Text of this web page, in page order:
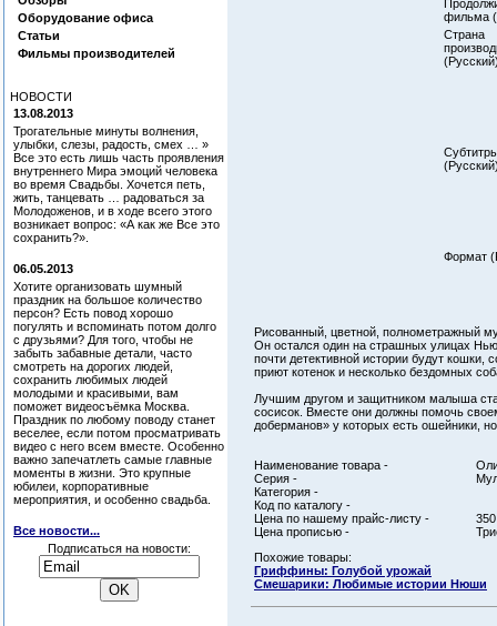
Оборудование офиса
Статьи
Фильмы производителей
НОВОСТИ
13.08.2013
Трогательные минуты волнения,
улыбки, слезы, радость, смех … »
Все это есть лишь часть проявления
внутреннего Мира эмоций человека
во время Свадьбы. Хочется петь,
жить, танцевать … радоваться за
Молодоженов, и в ходе всего этого
возникает вопрос: «А как же Все это
сохранить?».
06.05.2013
Хотите организовать шумный
праздник на большое количество
персон? Есть повод хорошо
погулять и вспоминать потом долго
с друзьями? Для того, чтобы не
забыть забавные детали, часто
смотреть на дорогих людей,
сохранить любимых людей
молодыми и красивыми, вам
поможет видеосъёмка Москва.
Праздник по любому поводу станет
веселее, если потом просматривать
видео с него всем вместе. Особенно
важно запечатлеть самые главные
моменты в жизни. Это крупные
юбилеи, корпоративные
мероприятия, и особенно свадьба.
Все новости...
Подписаться на новости:
фильма
Страна
Формат
Рисованный, цветной, полнометражный
Он остался один на страшных улицах
почти детективной истории будут
приют котенок и несколько бездомных
Лучшим другом и защитником малыша
сосисок. Вместе они должны помочь
доберманов» у которых еcть ошейники,
Наименование товара -
Серия -
Категория -
Код по каталогу -
Цена по нашему прайс-листу -
Цена прописью -
Похожие товары:
Гриффины: Голубой урожай
Смешарики: Любимые истории Нюши